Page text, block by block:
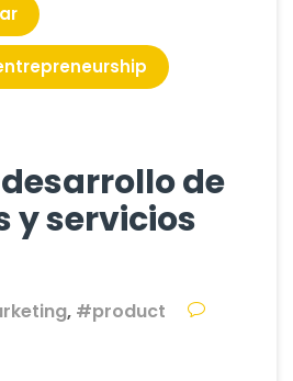
de
y servicios
, #product